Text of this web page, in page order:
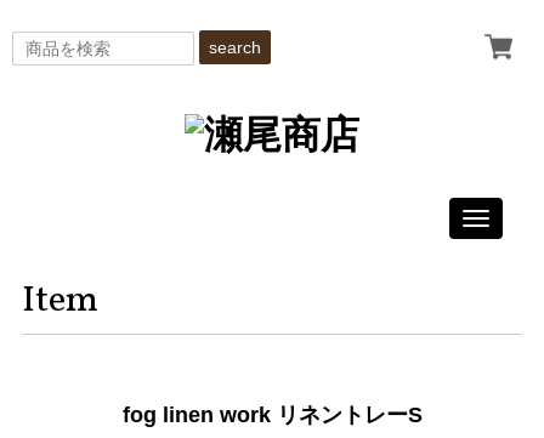
search
Toggle
Item
fog linen work リネントレーS